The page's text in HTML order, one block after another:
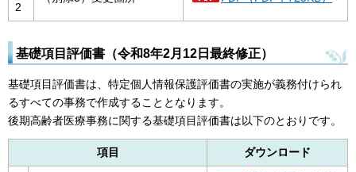
2
基礎項目評価書（令和8年2月12日最終修正）
基礎項目評価書は、特定個人情報保護評価書の実施が義務付けられ
るすべての事務で作成することとなります。
後期高齢者医療事務に関する基礎項目評価書は以下のとおりです。
項目 ダウンロード